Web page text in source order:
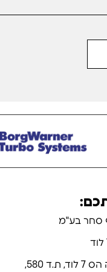
סחר בע"מ
כתובת למשלוח: רחוב משה הס 7 לוד, ת.ד 580,